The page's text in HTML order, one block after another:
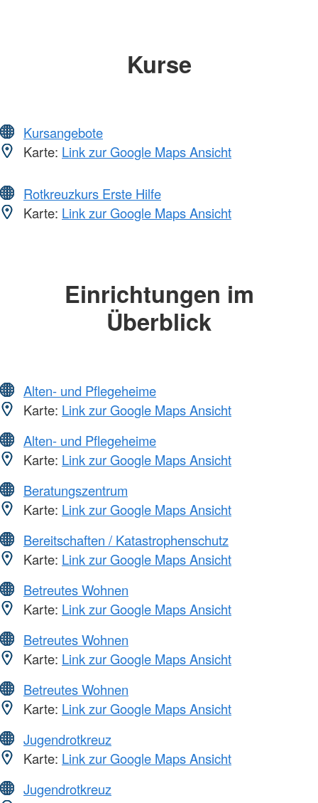
Kurse
Kursangebote
Karte: Link zur Google Maps Ansicht
Rotkreuzkurs Erste Hilfe
Karte: Link zur Google Maps Ansicht
Einrichtungen im
Überblick
Alten- und Pflegeheime
Karte: Link zur Google Maps Ansicht
Alten- und Pflegeheime
Karte: Link zur Google Maps Ansicht
Beratungszentrum
Karte: Link zur Google Maps Ansicht
Bereitschaften / Katastrophenschutz
Karte: Link zur Google Maps Ansicht
Betreutes Wohnen
Karte: Link zur Google Maps Ansicht
Betreutes Wohnen
Karte: Link zur Google Maps Ansicht
Betreutes Wohnen
Karte: Link zur Google Maps Ansicht
Jugendrotkreuz
Karte: Link zur Google Maps Ansicht
Jugendrotkreuz